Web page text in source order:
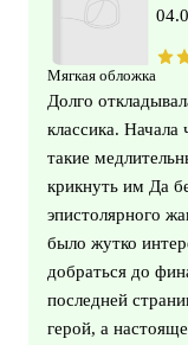
Мягкая обложка
Долго
классика. Начала
такие
крикнуть им Да
эпистолярного
было жутко
добраться до
последней
герой, а